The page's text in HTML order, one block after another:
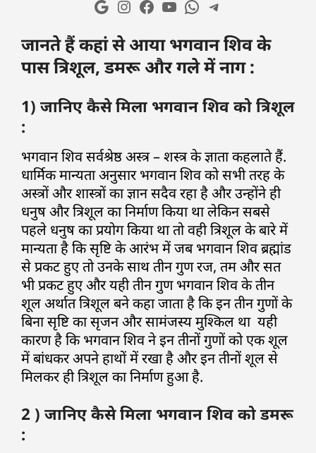
जानते हैं कहां से आया भगवान शिव के
पास त्रिशूल, डमरू और गले में नाग :
1) जानिए कैसे मिला भगवान शिव को त्रिशूल
:
भगवान शिव सर्वश्रेष्ठ अस्त्र – शस्त्र के ज्ञाता कहलाते हैं.
धार्मिक मान्यता अनुसार भगवान शिव को सभी तरह के
अस्त्रों और शास्त्रों का ज्ञान सदैव रहा है और उन्होंने ही
धनुष और त्रिशूल का निर्माण किया था लेकिन सबसे
पहले धनुष का प्रयोग किया था तो वही त्रिशूल के बारे में
मान्यता है कि सृष्टि के आरंभ में जब भगवान शिव ब्रह्मांड
से प्रकट हुए तो उनके साथ तीन गुण रज, तम और सत
भी प्रकट हुए और यही तीन गुण भगवान शिव के तीन
शूल अर्थात त्रिशूल बने कहा जाता है कि इन तीन गुणों के
बिना सृष्टि का सृजन और सामंजस्य मुश्किल था यही
कारण है कि भगवान शिव ने इन तीनों गुणों को एक शूल
में बांधकर अपने हाथों में रखा है और इन तीनों शूल से
मिलकर ही त्रिशूल का निर्माण हुआ है.
2 ) जानिए कैसे मिला भगवान शिव को डमरू
: